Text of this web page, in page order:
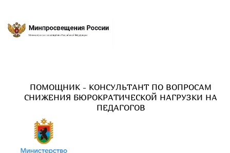
ПОМОЩНИК - КОНСУЛЬТАНТ ПО ВОПРОСАМ
СНИЖЕНИЯ БЮРОКРАТИЧЕСКОЙ НАГРУЗКИ НА
ПЕДАГОГОВ